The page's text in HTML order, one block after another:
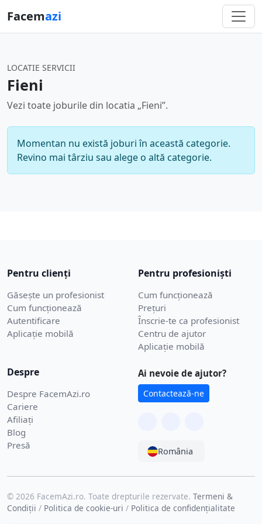
Facemazi
LOCATIE SERVICII
Fieni
Vezi toate joburile din locatia „Fieni”.
Momentan nu există joburi în această categorie.
Revino mai târziu sau alege o altă categorie.
Pentru clienți
Găsește un profesionist
Cum funcționează
Autentificare
Aplicație mobilă
Pentru profesioniști
Cum funcționează
Prețuri
Înscrie-te ca profesionist
Centru de ajutor
Aplicație mobilă
Despre
Despre FacemAzi.ro
Cariere
Afiliați
Blog
Presă
Ai nevoie de ajutor?
Contactează-ne
România
© 2026 FacemAzi.ro. Toate drepturile rezervate. Termeni &
Condiții / Politica de cookie-uri / Politica de confidențialitate